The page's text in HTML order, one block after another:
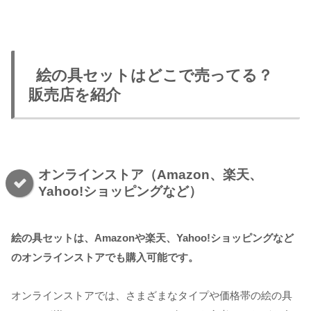
絵の具セットはどこで売ってる？
販売店を紹介
オンラインストア（Amazon、楽天、
Yahoo!ショッピングなど）
絵の具セットは、Amazonや楽天、Yahoo!ショッピングなど
のオンラインストアでも購入可能です。
オンラインストアでは、さまざまなタイプや価格帯の絵の具